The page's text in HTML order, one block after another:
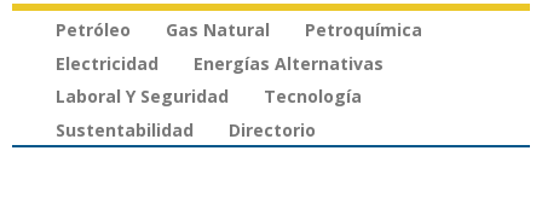
Petróleo Gas Natural
Petroquímica
Electricidad
Energías Alternativas
Laboral Y Seguridad
Tecnología
Sustentabilidad
Directorio